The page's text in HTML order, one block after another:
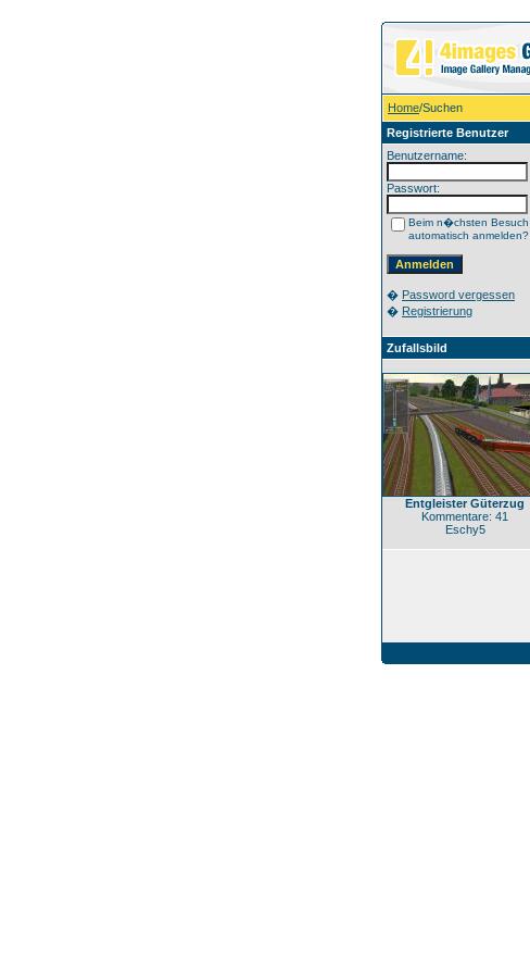
Home/Suchen
Registrierte Benutzer
Benutzername:
Passwort:
Beim n�chsten Besuch
automatisch anmelden?
� Password vergessen
� Registrierung
Zufallsbild
Entgleister Güterzug
Kommentare: 41
Eschy5